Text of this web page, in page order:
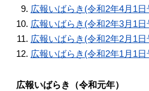
広報いばらき(令和2年4月1日
広報いばらき(令和2年3月1日
広報いばらき(令和2年2月1日
広報いばらき(令和2年1月1日
広報いばらき（令和元年）